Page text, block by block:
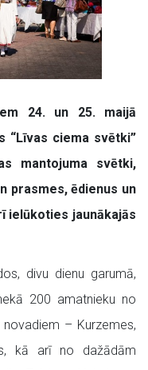
24. un 25. maijā
“Līvas ciema svētki”
mantojuma svētki,
prasmes, ēdienus un
ielūkoties jaunākajās
divu dienu garumā,
200 amatnieku no
– Kurzemes,
kā arī no dažādām